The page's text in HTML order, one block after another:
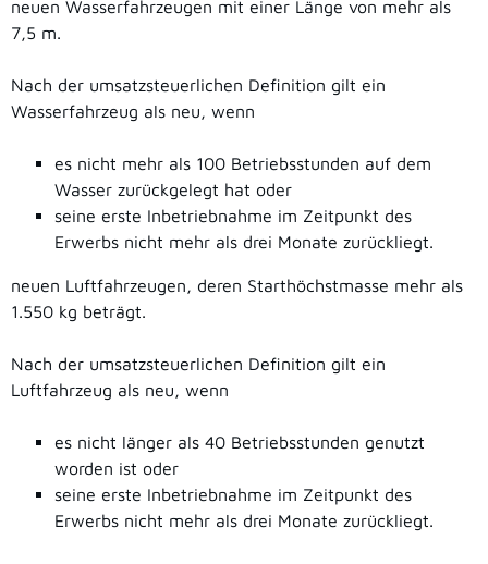
neuen Wasserfahrzeugen mit einer Länge von mehr als
7,5 m.
Nach der umsatzsteuerlichen Definition gilt ein
Wasserfahrzeug als neu, wenn
es nicht mehr als 100 Betriebsstunden auf dem
Wasser zurückgelegt hat oder
seine erste Inbetriebnahme im Zeitpunkt des
Erwerbs nicht mehr als drei Monate zurückliegt.
neuen Luftfahrzeugen, deren Starthöchstmasse mehr als
1.550 kg beträgt.
Nach der umsatzsteuerlichen Definition gilt ein
Luftfahrzeug als neu, wenn
es nicht länger als 40 Betriebsstunden genutzt
worden ist oder
seine erste Inbetriebnahme im Zeitpunkt des
Erwerbs nicht mehr als drei Monate zurückliegt.